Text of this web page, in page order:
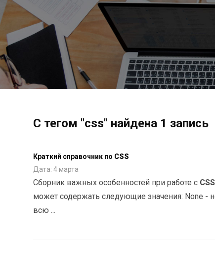
С тегом "css" найдена 1 запись
Краткий справочник по CSS
Дата: 4 марта
Сборник важных особенностей при работе с CSS
может содержать следующие значения: None -
всю ...